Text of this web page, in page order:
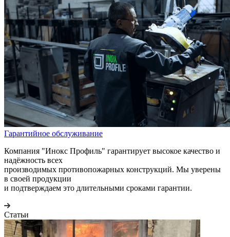
Гарантийное обслуживание
Компания "Инокс Профиль" гарантирует высокое качество и
надёжность всех
производимых противопожарных конструкций. Мы уверены
в своей продукции
и подтверждаем это длительными сроками гарантии.
Статьи